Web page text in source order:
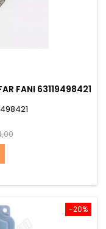
FANI 63119498421
-20%